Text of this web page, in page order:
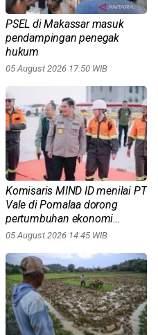
PSEL di Makassar masuk
pendampingan penegak
hukum
05 August 2026 17:50 WIB
Komisaris MIND ID menilai PT
Vale di Pomalaa dorong
pertumbuhan ekonomi
daerah
05 August 2026 14:45 WIB